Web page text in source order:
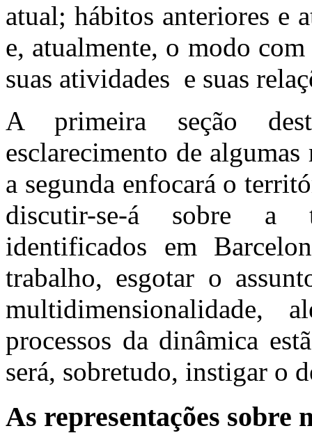
atual; hábitos anteriores e
e, atualmente, o modo
suas atividades e suas
A primeira seção
esclarecimento de
a segunda enfocará o
discutir-se-á sobre a
identificados em
trabalho, esgotar o
processos da dinâmica
será, sobretudo, instigar o
As representações sobre